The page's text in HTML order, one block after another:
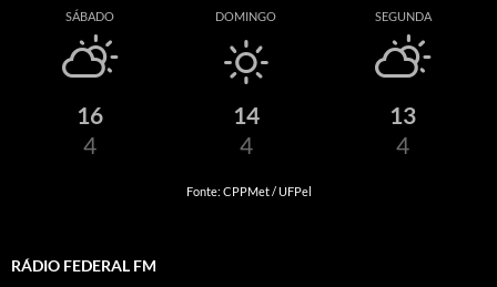
SÁBADO
16
4
DOMINGO
14
4
SEGUNDA
13
4
Fonte: CPPMet / UFPel
RÁDIO FEDERAL FM